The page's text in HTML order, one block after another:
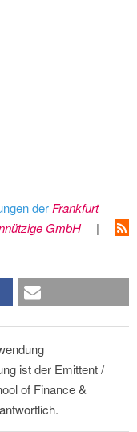
der Frankfurt
GmbH
|
ist der Emittent /
of Finance &